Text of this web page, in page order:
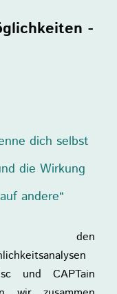
-
dich selbst
die Wirkung
auf andere“
den
und CAPTain